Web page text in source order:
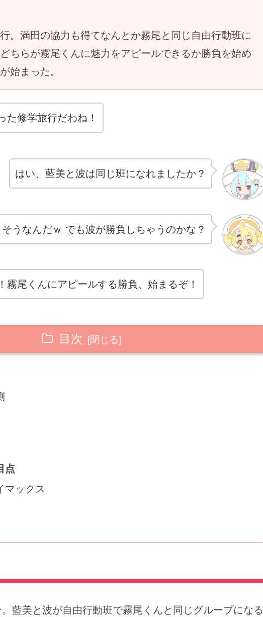
。満田の協力も得てなんとか霧尾と同じ自由行動班に
ちらが霧尾くんに魅力をアピールできるか勝負を始め
始まった。
た修学旅行だわね！
はい、藍美と波は同じ班になれましたか？
そうなんだｗ でも波が勝負しちゃうのかな？
霧尾くんにアピールする勝負、始まるぞ！
目次
点
マックス
藍美と波が自由行動班で霧尾くんと同じグループになる